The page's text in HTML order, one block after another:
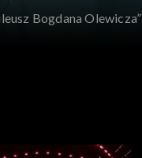
Bogdana Olewicza”